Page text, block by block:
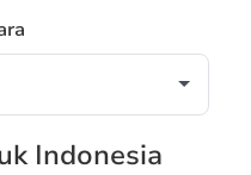
Indonesia